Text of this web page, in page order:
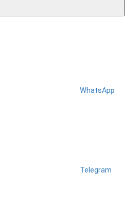
WhatsApp
Telegram